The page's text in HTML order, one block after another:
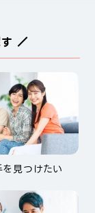
／
見つけたい